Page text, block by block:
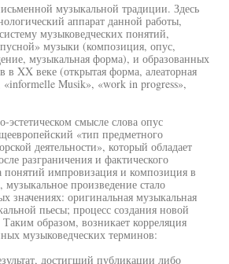
музыкальной традиции. Здесь
аппарат данной работы,
музыковедческих понятий,
музыки (композиция, опус,
музыкальная форма), и образованных
XX веке (открытая форма, алеаторная
Musik», «work in progress»,
смысле слова опус
«тип предметного
деятельности», который обладает
разграничения и фактического
понятий импровизация и композиция в
произведение стало
значениях: оригинальная музыкальная
пьесы; процесс создания новой
образом, возникает корреляция
музыковедческих терминов:
достигший публикации либо